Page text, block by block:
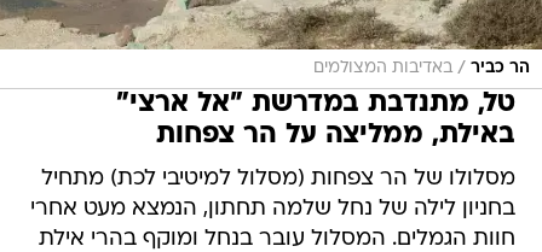
הר כביר / באדיבות המצולמים
טל, מתנדבת במדרשת "אל ארצי"
באילת, ממליצה על הר צפחות
מסלולו של הר צפחות (מסלול למיטיבי לכת) מתחיל
בחניון לילה של נחל שלמה תחתון, הנמצא מעט אחרי
חוות הגמלים. המסלול עובר בנחל ומוקף בהרי אילת